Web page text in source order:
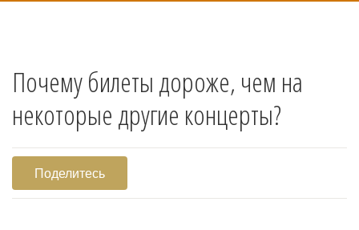
Почему билеты дороже, чем на
некоторые другие концерты?
Поделитесь